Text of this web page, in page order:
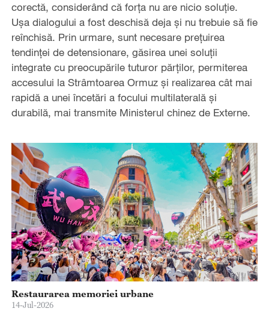
corectă, considerând că forța nu are nicio soluție.
Ușa dialogului a fost deschisă deja și nu trebuie să fie
reînchisă. Prin urmare, sunt necesare prețuirea
tendinței de detensionare, găsirea unei soluții
integrate cu preocupările tuturor părților, permiterea
accesului la Strâmtoarea Ormuz și realizarea cât mai
rapidă a unei încetări a focului multilaterală și
durabilă, mai transmite Ministerul chinez de Externe.
Restaurarea memoriei urbane
14-Jul-2026